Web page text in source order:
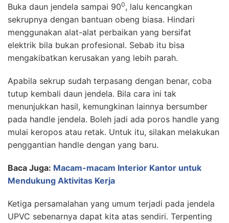
Buka daun jendela sampai 900, lalu kencangkan
sekrupnya dengan bantuan obeng biasa. Hindari
menggunakan alat-alat perbaikan yang bersifat
elektrik bila bukan profesional. Sebab itu bisa
mengakibatkan kerusakan yang lebih parah.
Apabila sekrup sudah terpasang dengan benar, coba
tutup kembali daun jendela. Bila cara ini tak
menunjukkan hasil, kemungkinan lainnya bersumber
pada handle jendela. Boleh jadi ada poros handle yang
mulai keropos atau retak. Untuk itu, silakan melakukan
penggantian handle dengan yang baru.
Baca Juga: Macam-macam Interior Kantor untuk
Mendukung Aktivitas Kerja
Ketiga persamalahan yang umum terjadi pada jendela
UPVC sebenarnya dapat kita atas sendiri. Terpenting